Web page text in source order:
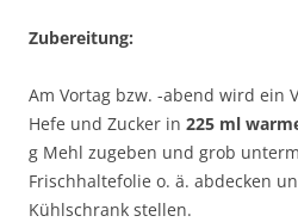
Zubereitung:
Am Vortag bzw. -abend wird ein
Hefe und Zucker in 225 ml
g Mehl zugeben und grob
Frischhaltefolie o. ä. abdecken
Kühlschrank stellen.